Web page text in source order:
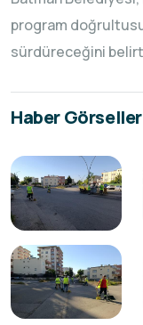
program
sürdüreceğini
Haber